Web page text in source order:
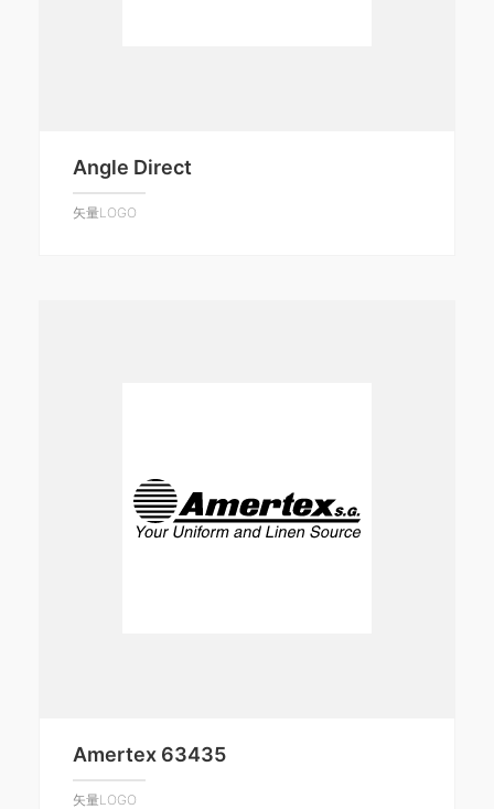
Angle Direct
矢量LOGO
Amertex 63435
矢量LOGO